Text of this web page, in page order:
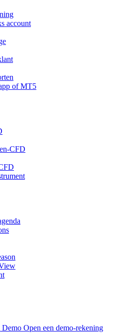
account
of MT5
CFD
Demo Open een demo-rekening